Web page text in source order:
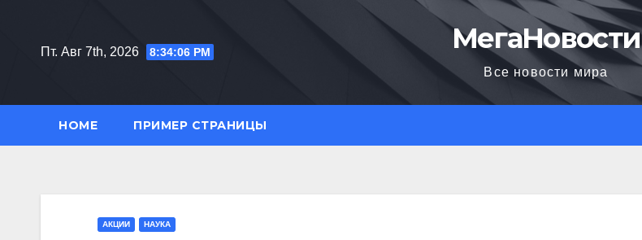
содержимому
Пт. Авг 7th, 2026 8:34:07 PM МегаНовости
Все новости мира
HOME ПРИМЕР СТРАНИЦЫ
АКЦИИ НАУКА